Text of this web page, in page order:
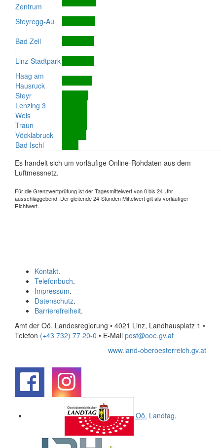
Zentrum
Steyregg-Au
Bad Zell
Linz-Stadtpark
Haag am
Hausruck
Steyr
Lenzing 3
Wels
Traun
Vöcklabruck
Bad Ischl
Es handelt sich um vorläufige Online-Rohdaten aus dem
Luftmessnetz.
Für die Grenzwertprüfung ist der Tagesmittelwert von 0 bis 24 Uhr
ausschlaggebend. Der gleitende 24-Stunden Mittelwert gilt als vorläufiger
Richtwert.
Kontakt.
Telefonbuch.
Impressum.
Datenschutz.
Barrierefreiheit.
Amt der Oö. Landesregierung • 4021 Linz, Landhausplatz 1 •
Telefon (+43 732) 77 20-0 • E-Mail post@ooe.gv.at
www.land-oberoesterreich.gv.at
Oö. Landtag.